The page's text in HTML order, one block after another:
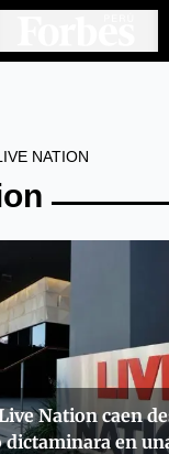
NATION
Nation caen
dictaminara en